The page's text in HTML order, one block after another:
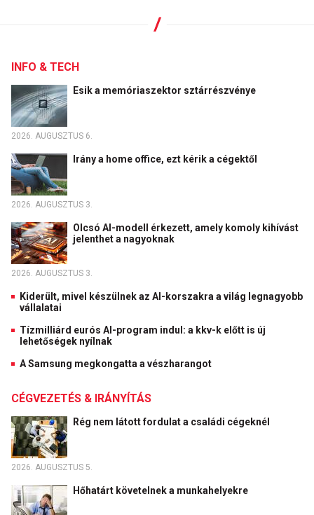
INFO & TECH
Esik a memóriaszektor sztárrészvénye
2026. AUGUSZTUS 6.
Irány a home office, ezt kérik a cégektől
2026. AUGUSZTUS 3.
Olcsó AI-modell érkezett, amely komoly kihívást
jelenthet a nagyoknak
2026. AUGUSZTUS 3.
Kiderült, mivel készülnek az AI-korszakra a világ legnagyobb
vállalatai
Tízmilliárd eurós AI-program indul: a kkv-k előtt is új
lehetőségek nyílnak
A Samsung megkongatta a vészharangot
CÉGVEZETÉS & IRÁNYÍTÁS
Rég nem látott fordulat a családi cégeknél
2026. AUGUSZTUS 5.
Hőhatárt követelnek a munkahelyekre